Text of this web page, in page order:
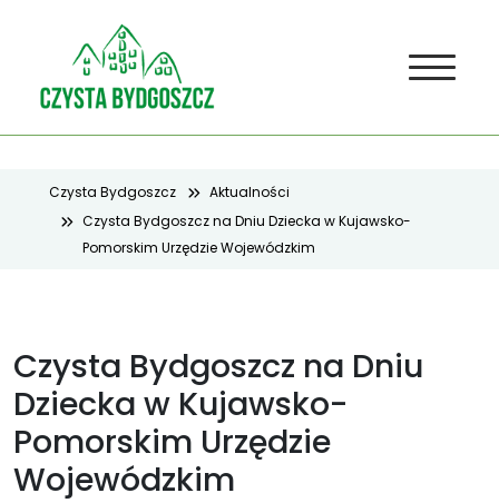
Czysta Bydgoszcz
Aktualności
Czysta Bydgoszcz na Dniu Dziecka w Kujawsko-
Pomorskim Urzędzie Wojewódzkim
Czysta Bydgoszcz na Dniu
Dziecka w Kujawsko-
Pomorskim Urzędzie
Wojewódzkim